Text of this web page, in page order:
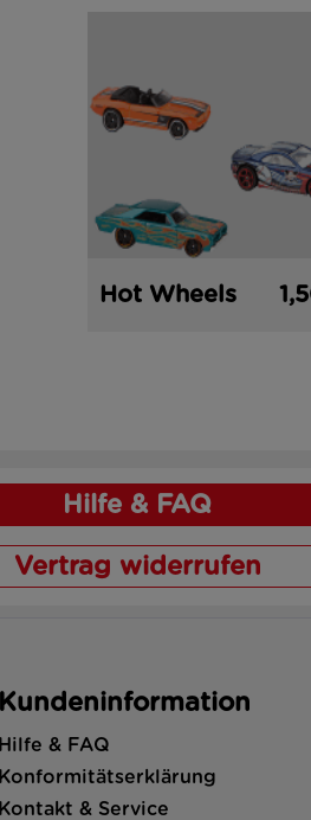
Hot Wheels
Hilfe & FAQ
Vertrag widerrufen
Kundeninformation
Hilfe & FAQ
Konformitätserklärung
Kontakt & Service